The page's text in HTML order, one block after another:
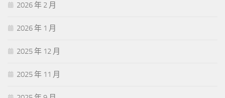
2026 年 2 月
2026 年 1 月
2025 年 12 月
2025 年 11 月